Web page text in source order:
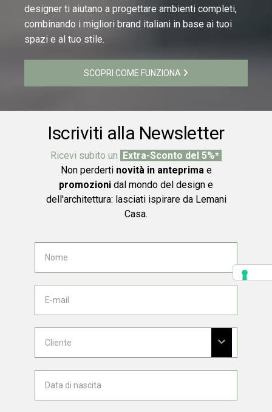
designer ti aiutano a progettare ambienti completi,
combinando i migliori brand italiani in base ai tuoi
spazi e al tuo stile.
SCOPRI COME FUNZIONA
Iscriviti alla Newsletter
Ricevi subito un Extra-Sconto del 5%*
Non perderti novità in anteprima e
promozioni dal mondo del design e
dell'architettura: lasciati ispirare da Lemani
Casa.